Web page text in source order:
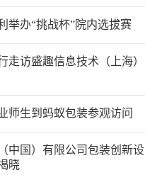
举办“挑战杯”院内选拔赛
走访盛趣信息技术（上海）
师生到蚂蚁包装参观访问
中国）有限公司包装创新设
晓